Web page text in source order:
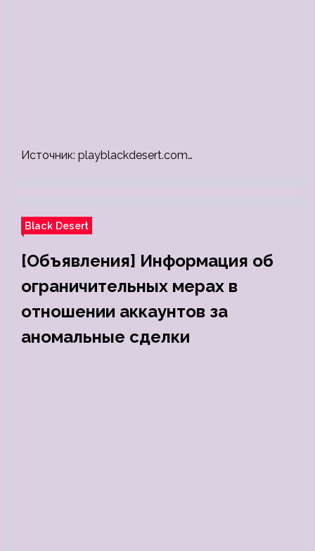
Источник: playblackdesert.com…
Black Desert
[Объявления] Информация об
ограничительных мерах в
отношении аккаунтов за
аномальные сделки